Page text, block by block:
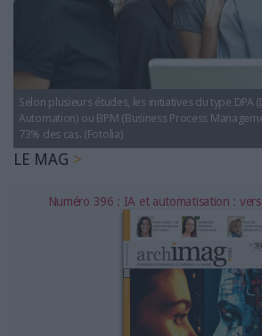
LES GUIDES PRATIQUES
L'AGENDA
L'ANNUAIRE DES ACTEURS
LES LIVRES BLANCS
LES SUPPLÉMENTS
NOS OFFRES D'ABONNEMENTS
Selon plusieurs études, les initiatives du type DPA
Automation) ou BPM (Business Process
73% des cas. (Fotolia)
LE MAG
Numéro 396 : IA et automatisation :